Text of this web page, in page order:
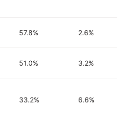
57.8% 2.6%
51.0% 3.2%
33.2% 6.6%